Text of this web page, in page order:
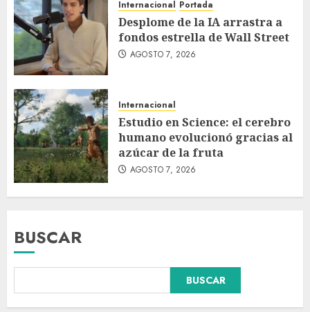
Internacional Portada
Desplome de la IA arrastra a
fondos estrella de Wall Street
AGOSTO 7, 2026
Internacional
Estudio en Science: el cerebro
humano evolucionó gracias al
azúcar de la fruta
AGOSTO 7, 2026
BUSCAR
BUSCAR
Fallece Carlos Garfias Merlos,
arzobispo emérito de Morelia,